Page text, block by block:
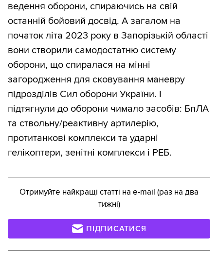
ведення оборони, спираючись на свій
останній бойовий досвід. А загалом на
початок літа 2023 року в Запорізькій області
вони створили самодостатню систему
оборони, що спиралася на мінні
загородження для сковування маневру
підрозділів Сил оборони України. І
підтягнули до оборони чимало засобів: БпЛА
та ствольну/реактивну артилерію,
протитанкові комплекси та ударні
гелікоптери, зенітні комплекси і РЕБ.
Отримуйте найкращі статті на e-mail (раз на два
тижні)
ПІДПИСАТИСЯ